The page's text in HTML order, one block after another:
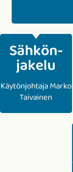
Sähkön­
jakelu
Käytön­johtaja Marko
Taivainen